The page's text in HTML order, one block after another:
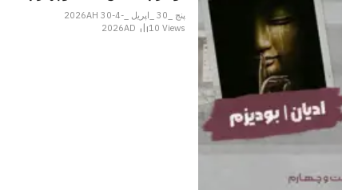
پنج _30 _اپریل _2026AH 30-4-
2026AD
10Views